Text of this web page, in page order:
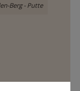
Berg - Putte